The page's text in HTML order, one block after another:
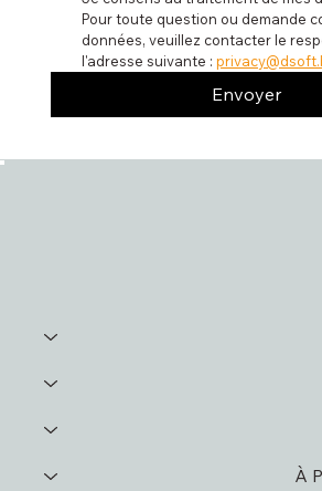
Pour toute question ou demande
données, veuillez contacter le
l'adresse suivante :
Envoyer
À